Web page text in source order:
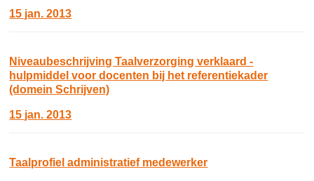
15 jan. 2013
Niveaubeschrijving Taalverzorging verklaard -
hulpmiddel voor docenten bij het referentiekader
(domein Schrijven)
15 jan. 2013
Taalprofiel administratief medewerker